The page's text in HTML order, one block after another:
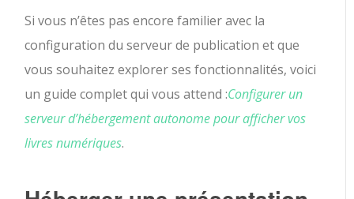
Si vous n’êtes pas encore familier avec la
configuration du serveur de publication et que
vous souhaitez explorer ses fonctionnalités, voici
un guide complet qui vous attend :Configurer un
serveur d’hébergement autonome pour afficher vos
livres numériques.